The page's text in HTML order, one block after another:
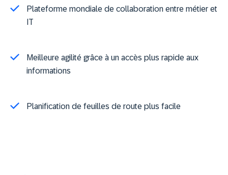
Plateforme mondiale de collaboration entre métier et
IT
Meilleure agilité grâce à un accès plus rapide aux
informations
Planification de feuilles de route plus facile